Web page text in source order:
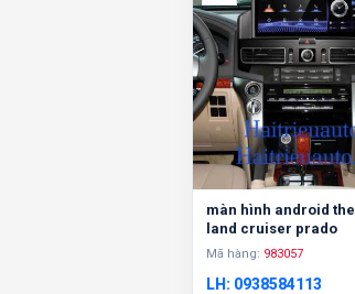
màn hình android
land cruiser prado
Mã hàng: 983057
LH: 0938584113